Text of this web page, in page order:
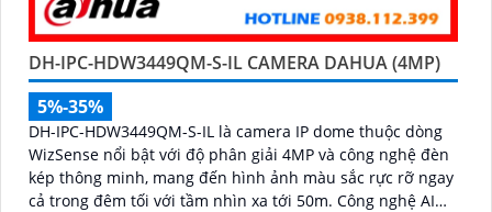
DH-IPC-HDW3449QM-S-IL CAMERA DAHUA (4MP)
5%-35%
DH-IPC-HDW3449QM-S-IL là camera IP dome thuộc dòng
WizSense nổi bật với độ phân giải 4MP và công nghệ đèn
kép thông minh, mang đến hình ảnh màu sắc rực rỡ ngay
cả trong đêm tối với tầm nhìn xa tới 50m. Công nghệ AI